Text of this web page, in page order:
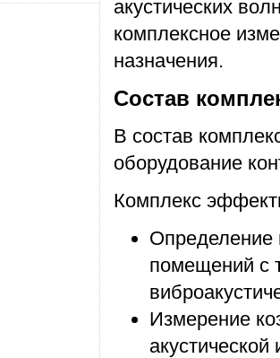
акустических
комплексное
назначения.
Состав
В состав
оборудование
Комплекс
помещений с
Измерение